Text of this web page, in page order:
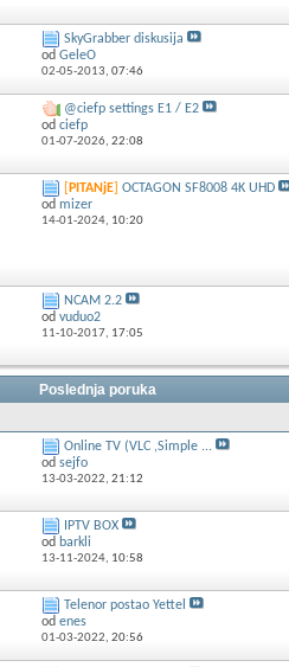
SkyGrabber diskusija
od GeleO
02-05-2013, 07:46
@ciefp settings E1 / E2
od ciefp
01-07-2026, 22:08
PITANjE] OCTAGON SF8008 4K UHD
od mizer
14-01-2024, 10:20
NCAM 2.2
od vuduo2
11-10-2017, 17:05
Poslednja poruka
Online TV (VLC ,Simple ...
od sejfo
13-03-2022, 21:12
IPTV BOX
od barkli
13-11-2024, 10:58
Telenor postao Yettel
od enes
01-03-2022, 20:56